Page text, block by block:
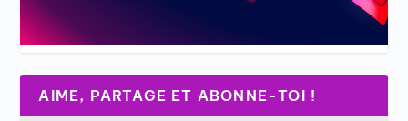
AIME, PARTAGE ET ABONNE-TOI !